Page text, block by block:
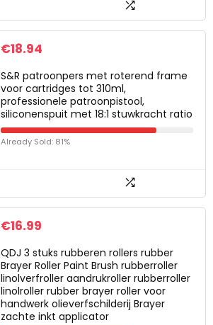
€18.94
S&R patroonpers met roterend frame
voor cartridges tot 310ml,
professionele patroonpistool,
siliconenspuit met 18:1 stuwkracht ratio
Already Sold: 81%
€16.99
QDJ 3 stuks rubberen rollers rubber
Brayer Roller Paint Brush rubberroller
linolverfroller aandrukroller rubberroller
linolroller rubber brayer roller voor
handwerk olieverfschilderij Brayer
zachte inkt applicator